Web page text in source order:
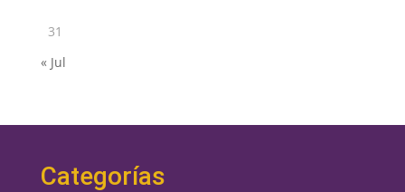
31
« Jul
Categorías